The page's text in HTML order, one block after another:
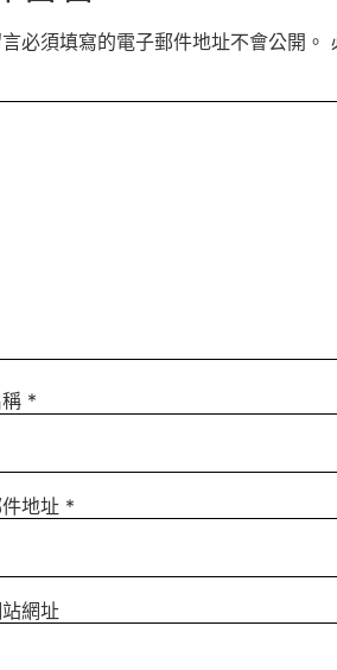
必須填寫的電子郵件地址不會公開。
*
地址 *
網址